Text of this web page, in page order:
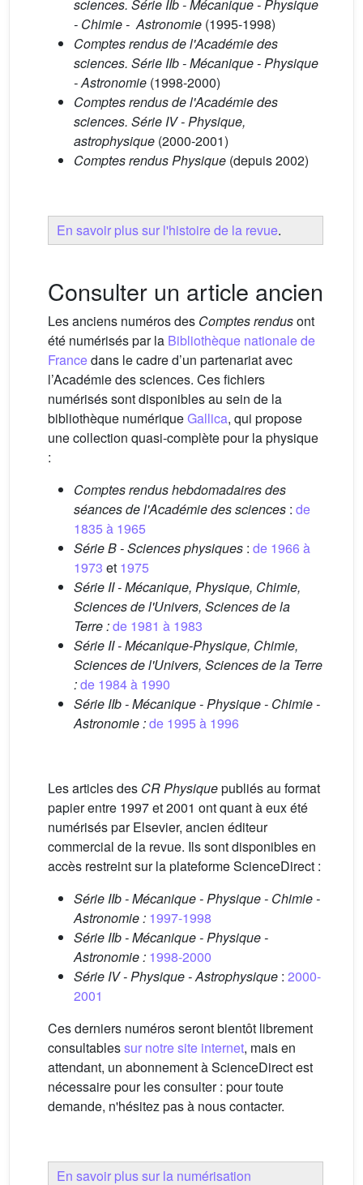
sciences. Série IIb - Mécanique - Physique
- Chimie - Astronomie (1995-1998)
Comptes rendus de l'Académie des
sciences. Série IIb - Mécanique - Physique
- Astronomie (1998-2000)
Comptes rendus de l'Académie des
sciences. Série IV - Physique,
astrophysique (2000-2001)
Comptes rendus Physique (depuis 2002)
En savoir plus sur l'histoire de la revue.
Consulter un article ancien
Les anciens numéros des Comptes rendusont
été numérisés par la Bibliothèque nationale de
Francedans le cadre d’un partenariat avec
l’Académie des sciences. Ces fichiers
numérisés sont disponibles au sein de la
bibliothèque numériqueGallica, qui propose
une collection quasi-complète pour la physique
:
Comptes rendus hebdomadaires des
séances de l'Académie des sciences : de
1835 à 1965
Série B - Sciences physiques : de 1966 à
1973 et 1975
Série II - Mécanique, Physique, Chimie,
Sciences de l'Univers, Sciences de la
Terre :de 1981 à 1983
Série II - Mécanique-Physique, Chimie,
Sciences de l'Univers, Sciences de la Terre
:de 1984 à 1990
Série IIb - Mécanique - Physique - Chimie -
Astronomie :de 1995 à 1996
Les articles des CR Physiquepubliés au format
papier entre 1997 et 2001 ont quant à eux été
numérisés par Elsevier, ancien éditeur
commercial de la revue. Ils sont disponibles en
accès restreint sur la plateforme ScienceDirect :
Série IIb - Mécanique - Physique - Chimie -
Astronomie : 1997-1998
Série IIb - Mécanique - Physique -
Astronomie : 1998-2000
Série IV - Physique - Astrophysique : 2000-
2001
Ces derniers numéros seront bientôt librement
consultablessur notre site internet, mais en
attendant, un abonnement à ScienceDirect est
nécessaire pour les consulter : pour toute
demande, n'hésitez pas à nous contacter.
En savoir plus sur la numérisation